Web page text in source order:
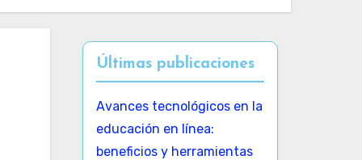
Últimas publicaciones
Avances tecnológicos en la
educación en línea:
beneficios y herramientas